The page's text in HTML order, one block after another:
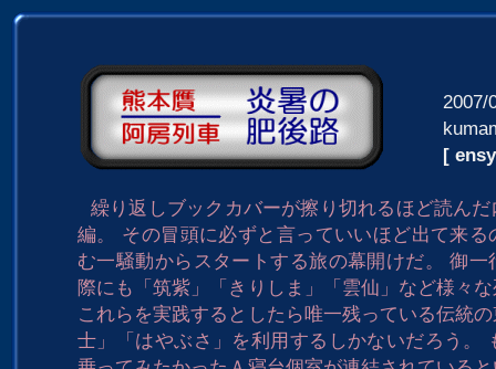
2007/
[
繰り返しブックカバーが擦り切れるほど読ん
編。 その冒頭に必ずと言っていいほど出て来
む一騒動からスタートする旅の幕開けだ。 御
際にも「筑紫」「きりしま」「雲仙」など様々
これらを実践するとしたら唯一残っている伝統
士」「はやぶさ」を利用するしかないだろう。